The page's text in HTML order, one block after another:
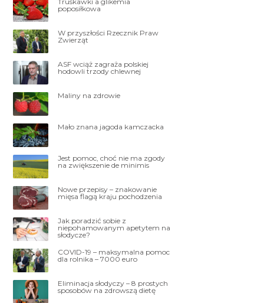
poposiłkowa
W przyszłości Rzecznik Praw
Zwierząt
ASF wciąż zagraża polskiej
hodowli trzody chlewnej
Maliny na zdrowie
Mało znana jagoda kamczacka
Jest pomoc, choć nie ma zgody
na zwiększenie de minimis
Nowe przepisy – znakowanie
mięsa flagą kraju pochodzenia
Jak poradzić sobie z
niepohamowanym apetytem na
słodycze?
COVID-19 – maksymalna pomoc
dla rolnika – 7000 euro
Eliminacja słodyczy – 8 prostych
sposobów na zdrowszą dietę